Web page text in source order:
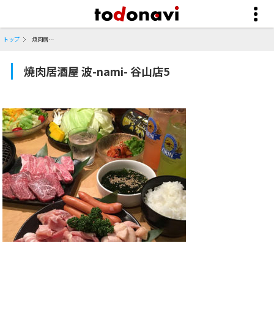
トップ 焼肉居酒屋 波-nami- 谷山店5
焼肉居酒屋 波-nami- 谷山店5